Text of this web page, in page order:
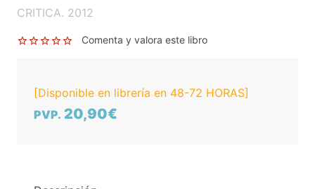
CRITICA. 2012
Comenta y valora este libro
[Disponible en librería en 48-72 HORAS]
PVP. 20,90€